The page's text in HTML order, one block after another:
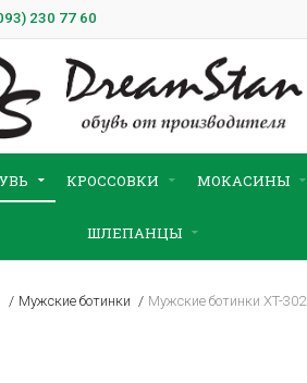
230 77 60
КРОССОВКИ МОКАСИНЫ
ШЛЕПАНЦЫ
Мужские ботинки Мужские ботинки XT-302